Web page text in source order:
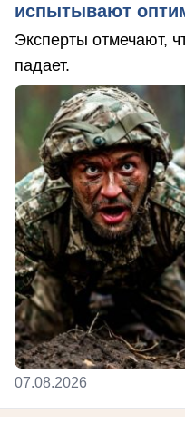
испытывают
Эксперты отмечают,
падает.
07.08.2026